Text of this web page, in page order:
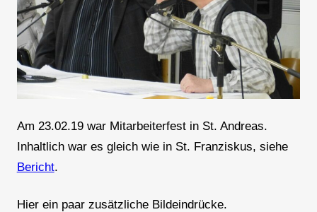
Am 23.02.19 war Mitarbeiterfest in St. Andreas.
Inhaltlich war es gleich wie in St. Franziskus, siehe
Bericht.
Hier ein paar zusätzliche Bildeindrücke.